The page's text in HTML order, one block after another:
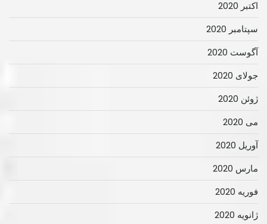
اکتبر 2020
سپتامبر 2020
آگوست 2020
جولای 2020
ژوئن 2020
می 2020
آوریل 2020
مارس 2020
فوریه 2020
ژانویه 2020